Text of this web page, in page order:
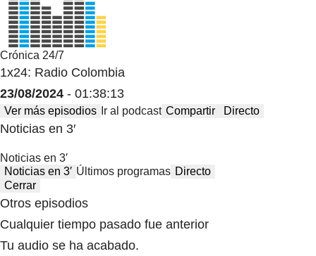
Crónica 24/7
1x24: Radio Colombia
23/08/2024 - 01:38:13
Ver más episodios Ir al podcast Compartir Directo
Noticias en 3′
Noticias en 3′
Noticias en 3′ Últimos programas Directo
Cerrar
Otros episodios
Cualquier tiempo pasado fue anterior
Tu audio se ha acabado.